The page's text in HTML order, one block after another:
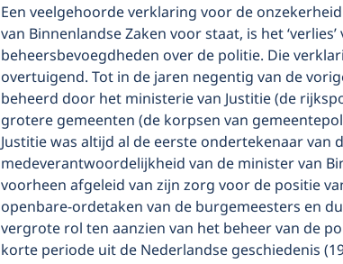
Een veelgehoorde verklaring voor de
van Binnenlandse Zaken voor staat, is het ‘verlies’
beheersbevoegdheden over de politie. Die
overtuigend. Tot in de jaren negentig van de
beheerd door het ministerie van Justitie (de
grotere gemeenten (de korpsen van
Justitie was altijd al de eerste ondertekenaar van
medeverantwoordelijkheid van de minister van
voorheen afgeleid van zijn zorg voor de positie
openbare-ordetaken van de burgemeesters en
vergrote rol ten aanzien van het beheer van de
korte periode uit de Nederlandse geschiedenis